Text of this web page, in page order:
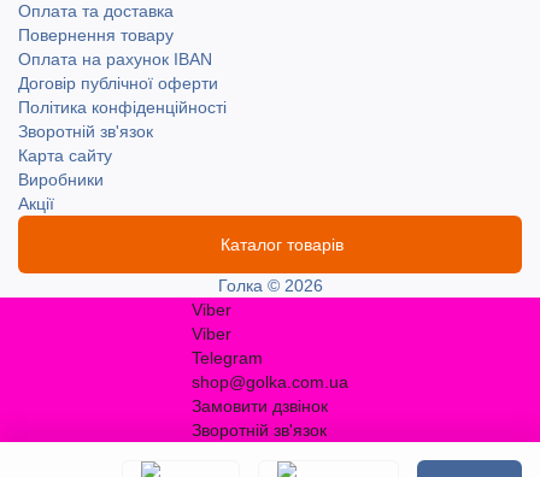
Оплата та доставка
Повернення товару
Оплата на рахунок IBAN
Договір публічної оферти
Політика конфіденційності
Зворотній зв'язок
Карта сайту
Виробники
Акції
Каталог товарів
Голка © 2026
Viber
Viber
Telegram
shop@golka.com.ua
Замовити дзвінок
Зворотній зв'язок